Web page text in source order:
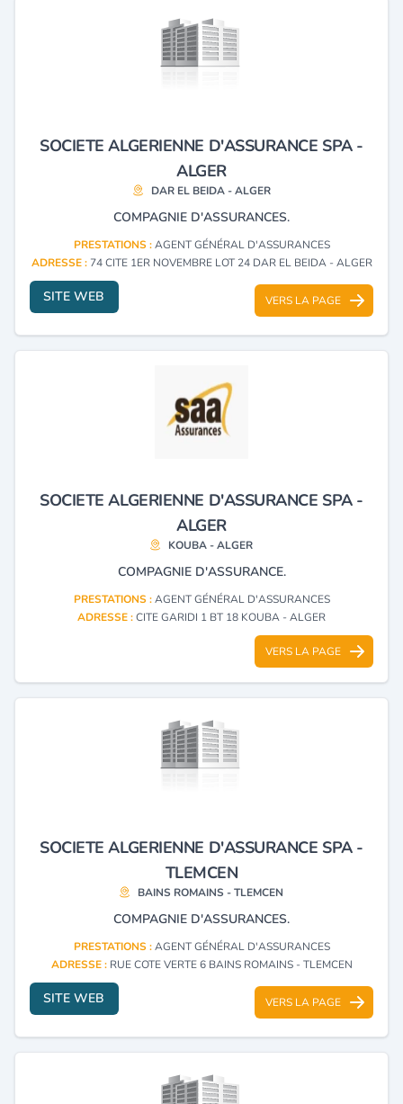
SOCIETE ALGERIENNE D'ASSURANCE SPA -
ALGER
DAR EL BEIDA - ALGER
COMPAGNIE D'ASSURANCES.
PRESTATIONS :AGENT GÉNÉRAL D'ASSURANCES
ADRESSE : 74 CITE 1ER NOVEMBRE LOT 24 DAR EL BEIDA - ALGER
SITE WEB VERS LA PAGE
SOCIETE ALGERIENNE D'ASSURANCE SPA -
ALGER
KOUBA - ALGER
COMPAGNIE D'ASSURANCE.
PRESTATIONS :AGENT GÉNÉRAL D'ASSURANCES
ADRESSE :CITE GARIDI 1 BT 18 KOUBA - ALGER
VERS LA PAGE
SOCIETE ALGERIENNE D'ASSURANCE SPA -
TLEMCEN
BAINS ROMAINS - TLEMCEN
COMPAGNIE D'ASSURANCES.
PRESTATIONS :AGENT GÉNÉRAL D'ASSURANCES
ADRESSE : RUE COTE VERTE 6 BAINS ROMAINS - TLEMCEN
SITE WEB VERS LA PAGE